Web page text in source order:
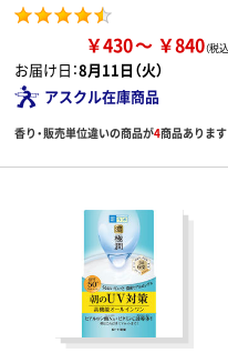
￥430 ￥840
お届け日：8月11日（火）
アスクル在庫商品
香り・販売単位違いの商品が4商品あります